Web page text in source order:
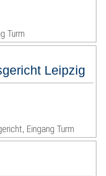
Turm
Leipzig
Eingang Turm